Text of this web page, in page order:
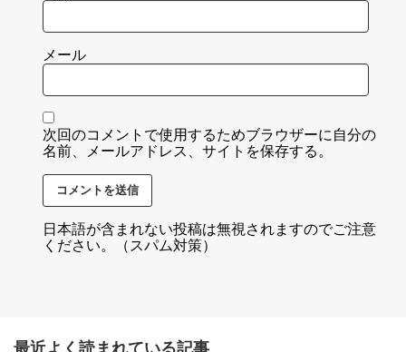
メール
次回のコメントで使用するためブラウザーに自分の
名前、メールアドレス、サイトを保存する。
日本語が含まれない投稿は無視されますのでご注意
ください。（スパム対策）
最近よく読まれている記事